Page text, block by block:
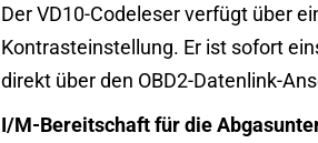
Der VD10-Codeleser verfügt über
Kontrasteinstellung. Er ist sofort
direkt über den OBD2-Datenlink-
I/M-Bereitschaft für die